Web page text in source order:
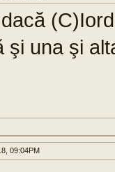
şi una şi
09:04PM